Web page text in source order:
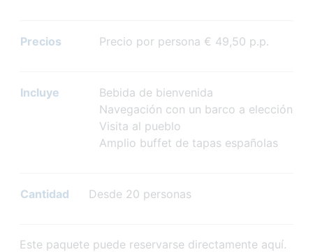
Precios Precio por persona € 49,50 p.p.
Incluye
Bebida de bienvenida
Navegación con un barco a elección
Visita al pueblo
Amplio buffet de tapas españolas
Cantidad Desde 20 personas
Este paquete puede reservarse directamente aquí.